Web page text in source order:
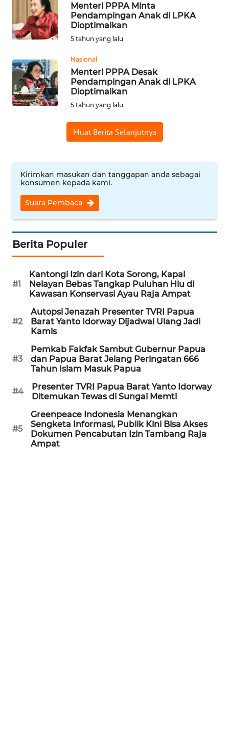
Menteri PPPA Minta
Pendampingan Anak di LPKA
Dioptimalkan
5 tahun yang lalu
Nasional
Menteri PPPA Desak
Pendampingan Anak di LPKA
Dioptimalkan
5 tahun yang lalu
Muat Berita Selanjutnya
Kirimkan masukan dan tanggapan anda sebagai
konsumen kepada kami.
Suara Pembaca
Berita Populer
#1
Kantongi Izin dari Kota Sorong, Kapal
Nelayan Bebas Tangkap Puluhan Hiu di
Kawasan Konservasi Ayau Raja Ampat
#2
Autopsi Jenazah Presenter TVRI Papua
Barat Yanto Idorway Dijadwal Ulang Jadi
Kamis
#3
Pemkab Fakfak Sambut Gubernur Papua
dan Papua Barat Jelang Peringatan 666
Tahun Islam Masuk Papua
#4
Presenter TVRI Papua Barat Yanto Idorway
Ditemukan Tewas di Sungai Memti
#5
Greenpeace Indonesia Menangkan
Sengketa Informasi, Publik Kini Bisa Akses
Dokumen Pencabutan Izin Tambang Raja
Ampat
KARAWANG
WN
WN
BOGOR
WN
WN
SAMOSIR
WN
PADANG
LAWAS
WN
SUMEDANG
WN
CIANJUR
WN
KEPULAUAN
TANGERANG
WN